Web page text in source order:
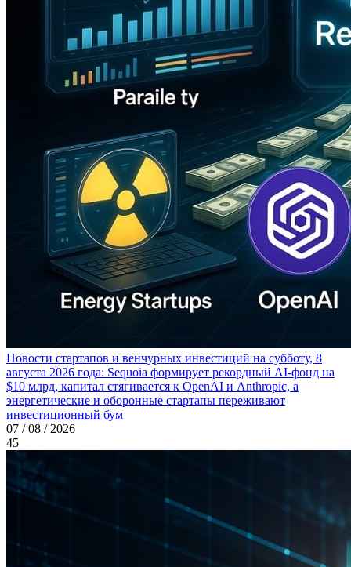
Новости стартапов и венчурных инвестиций на субботу, 8
августа 2026 года: Sequoia формирует рекордный AI-фонд на
$10 млрд, капитал стягивается к OpenAI и Anthropic, а
энергетические и оборонные стартапы переживают
инвестиционный бум
07 / 08 / 2026
45